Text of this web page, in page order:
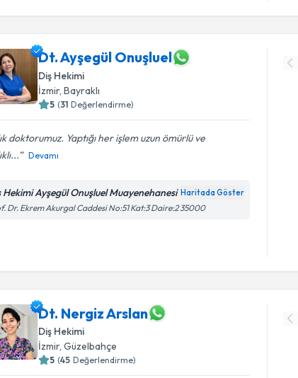
Dt. Ayşegül Onuşluel
Diş Hekimi
İzmir, Bayraklı
5 (31 Değerlendirme)
doktorumuz. Yaptığı her işlem uzun ömürlü ve
Devamı
Hekimi Ayşegül Onuşluel Muayenehanesi Haritada Göster
Dr. Ekrem Akurgal Caddesi No:51 Kat:3 Daire:2 35000
Dt. Nergiz Arslan
Diş Hekimi
İzmir, Güzelbahçe
5 (45 Değerlendirme)